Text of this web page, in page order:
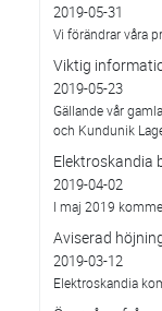
2019-05-31
Vi förändrar våra
Viktig
2019-05-23
Gällande vår
och Kundunik
Elektroskandia
2019-04-02
I maj 2019
Aviserad
2019-03-12
Elektroskandia